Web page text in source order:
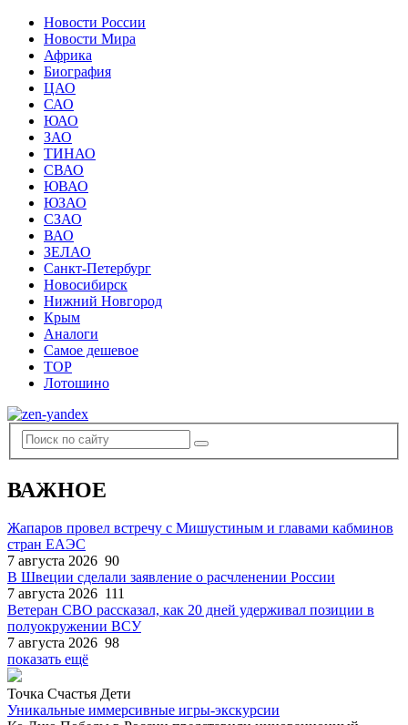
Новости России
Новости Мира
Африка
Биография
ЦАО
САО
ЮАО
ЗАО
ТИНАО
СВАО
ЮВАО
ЮЗАО
СЗАО
ВАО
ЗЕЛАО
Санкт-Петербург
Новосибирск
Нижний Новгород
Крым
Аналоги
Самое дешевое
TOP
Лотошино
ВАЖНОЕ
Жапаров провел встречу с Мишустиным и главами кабминов
стран ЕАЭС
7 августа 2026 90
В Швеции сделали заявление о расчленении России
7 августа 2026 111
Ветеран СВО рассказал, как 20 дней удерживал позиции в
полуокружении ВСУ
7 августа 2026 98
показать ещё
Точка Счастья Дети
Уникальные иммерсивные игры-экскурсии